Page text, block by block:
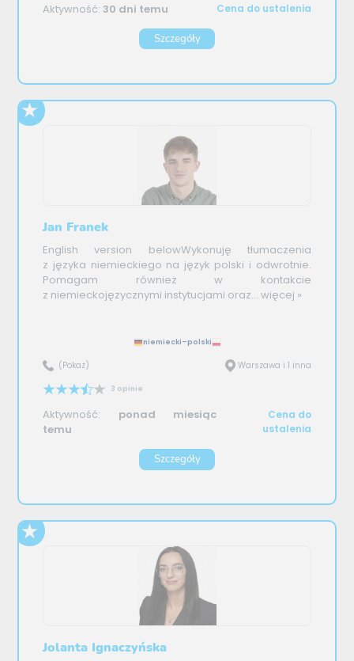
Aktywność: 30 dni temu Cena do ustalenia
Szczegóły
Jan Franek
English version belowWykonuję tłumaczenia
z języka niemieckiego na język polski i odwrotnie.
Pomagam również w kontakcie
z niemieckojęzycznymi instytucjami oraz... więcej »
niemiecki–polski
(Pokaż) Warszawa i 1 inna
3 opinie
Aktywność: ponad miesiąc
temu
Cena do
ustalenia
Szczegóły
Jolanta Ignaczyńska